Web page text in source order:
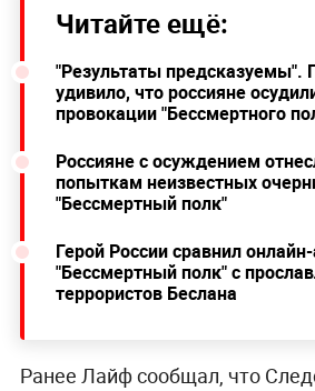
Читайте ещё:
"Результаты предсказуемы".
удивило, что россияне
провокации "Бессмертного
Россияне с осуждением
попыткам неизвестных
"Бессмертный полк"
Герой России сравнил
"Бессмертный полк" с
террористов Беслана
Ранее Лайф сообщал, что